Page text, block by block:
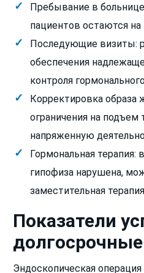
Пребывание в
пациентов остаются
Последующие визиты:
обеспечения
контроля
Корректировка
ограничения на подъем
напряженную
Гормональная терапия:
гипофиза нарушена,
заместительная
Показатели
Эндоскопическая